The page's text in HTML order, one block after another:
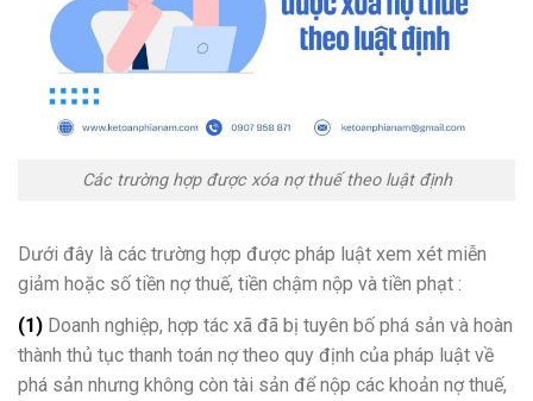
Các trường hợp được xóa nợ thuế theo luật định
Dưới đây là các trường hợp được pháp luật xem xét miễn
giảm hoặc số tiền nợ thuế, tiền chậm nộp và tiền phạt :
(1) Doanh nghiệp, hợp tác xã đã bị tuyên bố phá sản và hoàn
thành thủ tục thanh toán nợ theo quy định của pháp luật về
phá sản nhưng không còn tài sản để nộp các khoản nợ thuế,